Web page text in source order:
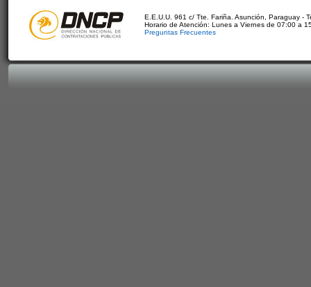
E.E.U.U. 961 c/ Tte. Fariña. Asunción, Paraguay -
Horario de Atención: Lunes a Viernes de 07:00 a
Preguntas Frecuentes